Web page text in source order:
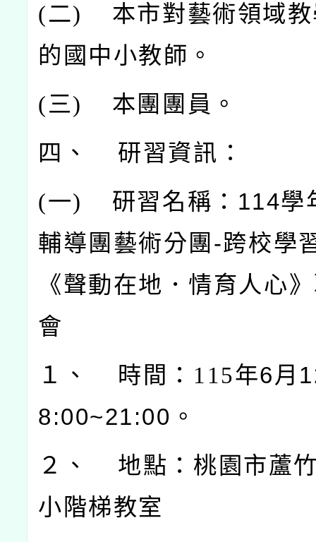
(二) 本市對藝術領域
的國中小教師。
(三) 本團團員。
四、 研習資訊：
(一) 研習名稱：114學
輔導團藝術分團-跨校學
《聲動在地．情育人心
會
１、 時間：115年6月
8:00~21:00。
２、 地點：桃園市蘆
小階梯教室